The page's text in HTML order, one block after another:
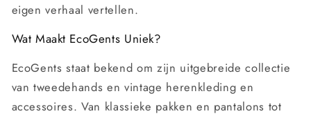
eigen verhaal vertellen.
Wat Maakt EcoGents Uniek?
EcoGents staat bekend om zijn uitgebreide collectie
van tweedehands en vintage herenkleding en
accessoires. Van klassieke pakken en pantalons tot